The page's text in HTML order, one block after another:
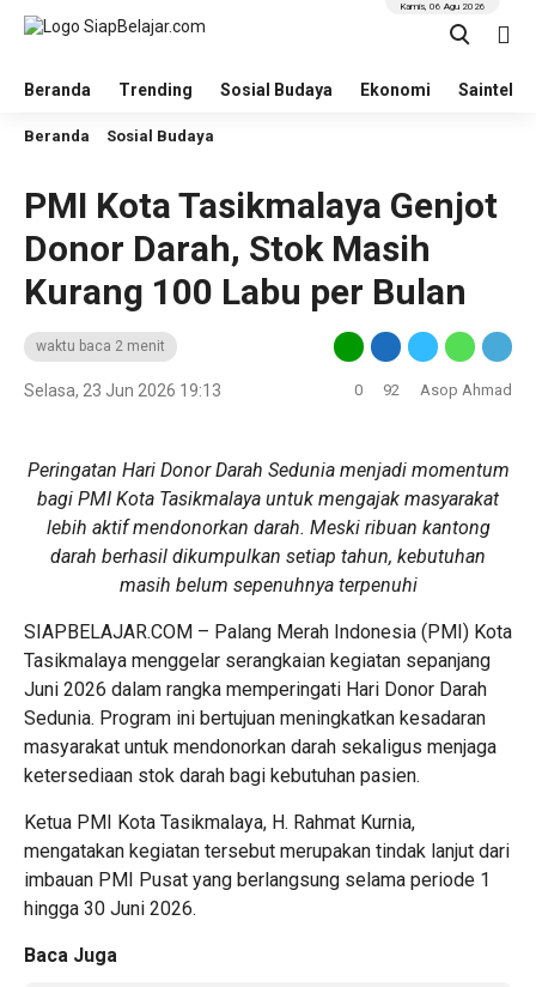
Beranda Trending Sosial Budaya Ekonomi Saintek
Kamis, 06 Agu 2026
Beranda Sosial Budaya
PMI Kota Tasikmalaya Genjot
Donor Darah, Stok Masih
Kurang 100 Labu per Bulan
waktu baca 2 menit
Selasa, 23 Jun 2026 19:13 0 92 Asop Ahmad
Peringatan Hari Donor Darah Sedunia menjadi momentum
bagi PMI Kota Tasikmalaya untuk mengajak masyarakat
lebih aktif mendonorkan darah. Meski ribuan kantong
darah berhasil dikumpulkan setiap tahun, kebutuhan
masih belum sepenuhnya terpenuhi
SIAPBELAJAR.COM – Palang Merah Indonesia (PMI) Kota
Tasikmalaya menggelar serangkaian kegiatan sepanjang
Juni 2026 dalam rangka memperingati Hari Donor Darah
Sedunia. Program ini bertujuan meningkatkan kesadaran
masyarakat untuk mendonorkan darah sekaligus menjaga
ketersediaan stok darah bagi kebutuhan pasien.
Ketua PMI Kota Tasikmalaya, H. Rahmat Kurnia,
mengatakan kegiatan tersebut merupakan tindak lanjut dari
imbauan PMI Pusat yang berlangsung selama periode 1
hingga 30 Juni 2026.
Baca Juga